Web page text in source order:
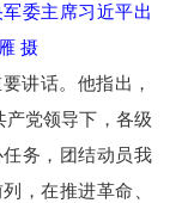
委主席习近平出
摄
讲话。他指出，
党领导下，各级
务，团结动员我
，在推进革命、